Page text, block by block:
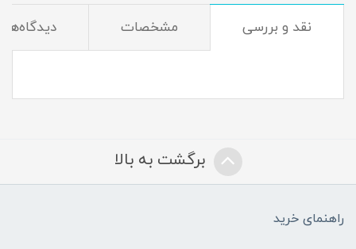
نقد و بررسی مشخصات دیدگاه‌ها
برگشت به بالا
راهنمای خرید